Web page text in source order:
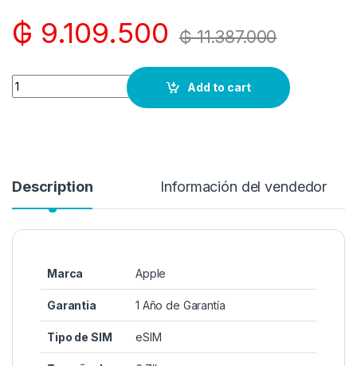
₲ 9.109.500 ₲11.387.000
Quantity
Add to cart
Description Información del vendedor
Marca Apple
Garantia 1 Año de Garantía
Tipo de SIM eSIM